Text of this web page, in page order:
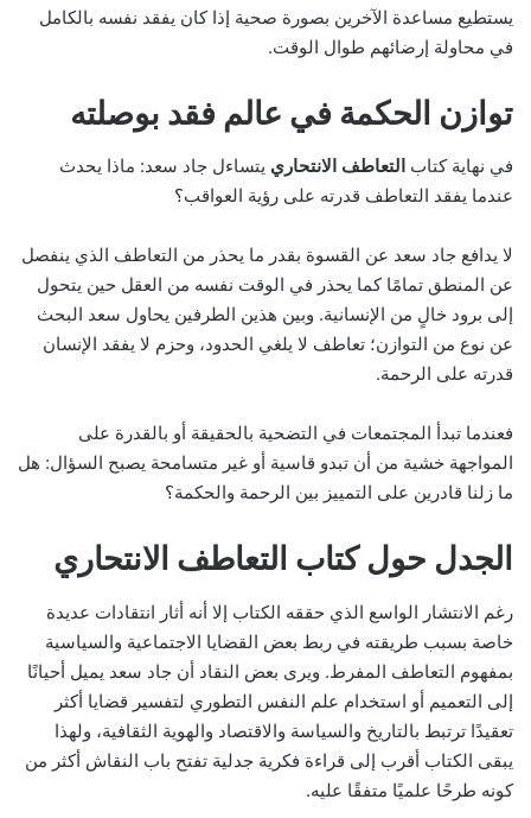
يستطيع مساعدة الآخرين بصورة صحية إذا كان يفقد نفسه بالكامل
في محاولة إرضائهم طوال الوقت.
توازن الحكمة في عالم فقد بوصلته
في نهاية كتاب التعاطف الانتحاري يتساءل جاد سعد: ماذا يحدث
عندما يفقد التعاطف قدرته على رؤية العواقب؟
لا يدافع جاد سعد عن القسوة بقدر ما يحذر من التعاطف الذي ينفصل
عن المنطق تمامًا كما يحذر في الوقت نفسه من العقل حين يتحول
إلى برود خالٍ من الإنسانية. وبين هذين الطرفين يحاول سعد البحث
عن نوع من التوازن؛ تعاطف لا يلغي الحدود، وحزم لا يفقد الإنسان
قدرته على الرحمة.
فعندما تبدأ المجتمعات في التضحية بالحقيقة أو بالقدرة على
المواجهة خشية من أن تبدو قاسية أو غير متسامحة يصبح السؤال: هل
ما زلنا قادرين على التمييز بين الرحمة والحكمة؟
الجدل حول كتاب التعاطف الانتحاري
رغم الانتشار الواسع الذي حققه الكتاب إلا أنه أثار انتقادات عديدة
خاصة بسبب طريقته في ربط بعض القضايا الاجتماعية والسياسية
بمفهوم التعاطف المفرط. ويرى بعض النقاد أن جاد سعد يميل أحيانًا
إلى التعميم أو استخدام علم النفس التطوري لتفسير قضايا أكثر
تعقيدًا ترتبط بالتاريخ والسياسة والاقتصاد والهوية الثقافية، ولهذا
يبقى الكتاب أقرب إلى قراءة فكرية جدلية تفتح باب النقاش أكثر من
كونه طرحًا علميًا متفقًا عليه.